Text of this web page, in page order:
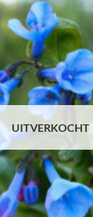
UITVERKOCHT